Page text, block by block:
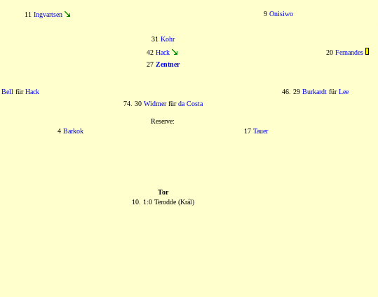
11 Ingvartsen 9 Onisiwo
31 Kohr
42 Hack 20 Fernandes
27 Zentner
Bell fürHack 46. 29 Burkardt fürLee
74. 30 Widmerfürda Costa
Reserve:
4 Barkok 17 Tauer
Tor
10. 1:0 Terodde (Král)